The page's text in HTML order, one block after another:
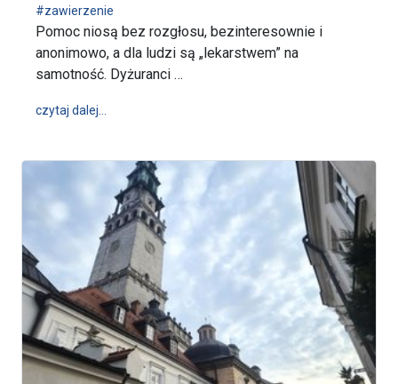
#zawierzenie
Pomoc niosą bez rozgłosu, bezinteresownie i
anonimowo, a dla ludzi są „lekarstwem” na
samotność. Dyżuranci …
czytaj dalej…